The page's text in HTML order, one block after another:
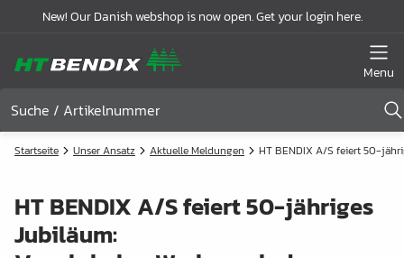
New! Our Danish webshop is now open. Get your login here.
Menu
Startseite Unser Ansatz Aktuelle Meldungen HT BENDIX A/S feiert 50-
HT BENDIX A/S feiert 50-jähriges
Jubiläum: